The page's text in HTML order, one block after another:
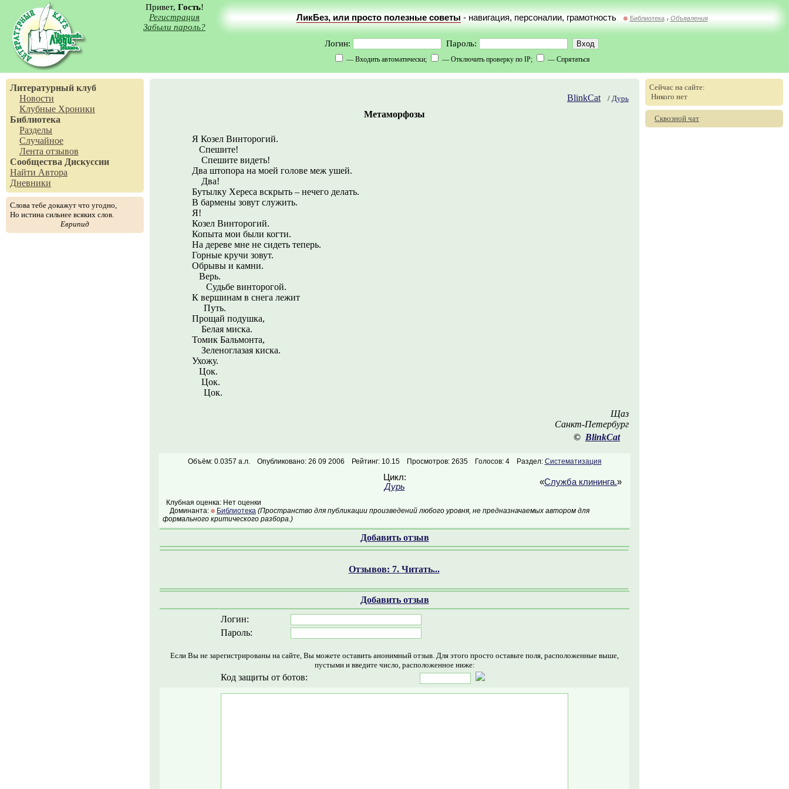
Привет, Гость!
Регистрация
Забыли пароль?
ЛикБез, или просто полезные советы - навигация, персоналии, грамотность Библиотека // Объявления
Логин: Пароль:
— Входить автоматически; — Отключить проверку по IP; — Спрятаться
Литературный клуб
Новости
Клубные Хроники
Библиотека
Разделы
Случайное
Лента отзывов
Сообщества Дискуссии
Найти Автора
Дневники
Слова тебе докажут что угодно,
Но истина сильнее всяких слов.
Еврипид
BlinkCat / Дурь
Метаморфозы
Я Козел Винторогий.
Спешите!
Спешите видеть!
Два штопора на моей голове меж ушей.
Два!
Бутылку Хереса вскрыть – нечего делать.
В бармены зовут служить.
Я!
Козел Винторогий.
Копыта мои были когти.
На дереве мне не сидеть теперь.
Горные кручи зовут.
Обрывы и камни.
Верь.
Судьбе винторогой.
К вершинам в снега лежит
Путь.
Прощай подушка,
Белая миска.
Томик Бальмонта,
Зеленоглазая киска.
Ухожу.
Цок.
Цок.
Цок.
Щаз
Санкт-Петербург
© BlinkCat
Объём: 0.0357 а.л. Опубликовано: 26 09 2006 Рейтинг: 10.15 Просмотров: 2635 Голосов: 4 Раздел: Систематизация
Цикл:
Дурь
«Служба клининга.»
Клубная оценка: Нет оценки
Доминанта:
Библиотека (Пространство для публикации произведений любого уровня, не предназначаемых автором для
формального критического разбора.)
Добавить отзыв
Отзывов: 7. Читать...
Добавить отзыв
Логин:
Пароль:
Если Вы не зарегистрированы на сайте, Вы можете оставить анонимный отзыв. Для этого просто оставьте поля, расположенные выше,
пустыми и введите число, расположенное ниже:
Код защиты от ботов:
Сейчас на сайте:
Никого нет
Сквозной чат